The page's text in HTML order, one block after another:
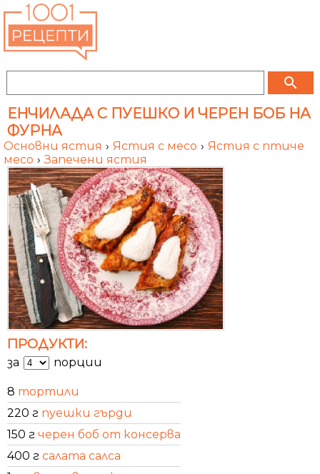
search
ЕНЧИЛАДА С ПУЕШКО И ЧЕРЕН БОБ НА
ФУРНА
Основни ястия › Ястия с месо › Ястия с птиче
месо › Запечени ястия
ПРОДУКТИ:
за порции
8 тортили
220 г пуешки гърди
150 г черен боб от консерва
400 г салата салса